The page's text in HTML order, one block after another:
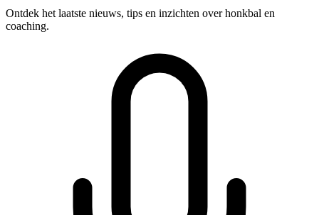
Ontdek het laatste nieuws, tips en inzichten over honkbal en
coaching.